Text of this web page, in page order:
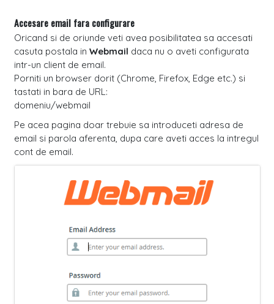
Accesare email fara configurare
Oricand si de oriunde veti avea posibilitatea sa accesati
casuta postala in Webmail daca nu o aveti configurata
intr-un client de email.
Porniti un browser dorit (Chrome, Firefox, Edge etc.) si
tastati in bara de URL:
domeniu/webmail
Pe acea pagina doar trebuie sa introduceti adresa de
email si parola aferenta, dupa care aveti acces la intregul
cont de email.